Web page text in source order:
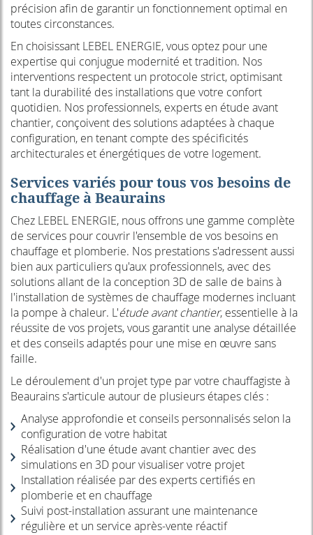
précision afin de garantir un fonctionnement optimal en
toutes circonstances.
En choisissant LEBEL ENERGIE, vous optez pour une
expertise qui conjugue modernité et tradition. Nos
interventions respectent un protocole strict, optimisant
tant la durabilité des installations que votre confort
quotidien. Nos professionnels, experts en étude avant
chantier, conçoivent des solutions adaptées à chaque
configuration, en tenant compte des spécificités
architecturales et énergétiques de votre logement.
Services variés pour tous vos besoins de
chauffage à Beaurains
Chez LEBEL ENERGIE, nous offrons une gamme complète
de services pour couvrir l'ensemble de vos besoins en
chauffage et plomberie. Nos prestations s'adressent aussi
bien aux particuliers qu'aux professionnels, avec des
solutions allant de la conception 3D de salle de bains à
l'installation de systèmes de chauffage modernes incluant
la pompe à chaleur. L'étude avant chantier, essentielle à la
réussite de vos projets, vous garantit une analyse détaillée
et des conseils adaptés pour une mise en œuvre sans
faille.
Le déroulement d'un projet type par votre chauffagiste à
Beaurains s'articule autour de plusieurs étapes clés :
Analyse approfondie et conseils personnalisés selon la
configuration de votre habitat
Réalisation d'une étude avant chantier avec des
simulations en 3D pour visualiser votre projet
Installation réalisée par des experts certifiés en
plomberie et en chauffage
Suivi post-installation assurant une maintenance
régulière et un service après-vente réactif